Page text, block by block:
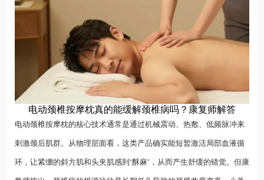
电动颈椎按摩枕真的能缓解颈椎病吗？康复师解答
电动颈椎按摩枕的核心技术通常是通过机械震动、热敷、低频脉冲来
刺激颈后肌群。从物理层面看，这类产品确实能短暂激活局部血液循
环，让紧绷的斜方肌和头夹肌感到“酥麻”，从而产生舒缓的错觉。但康